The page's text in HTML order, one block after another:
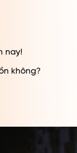
nay!
không?